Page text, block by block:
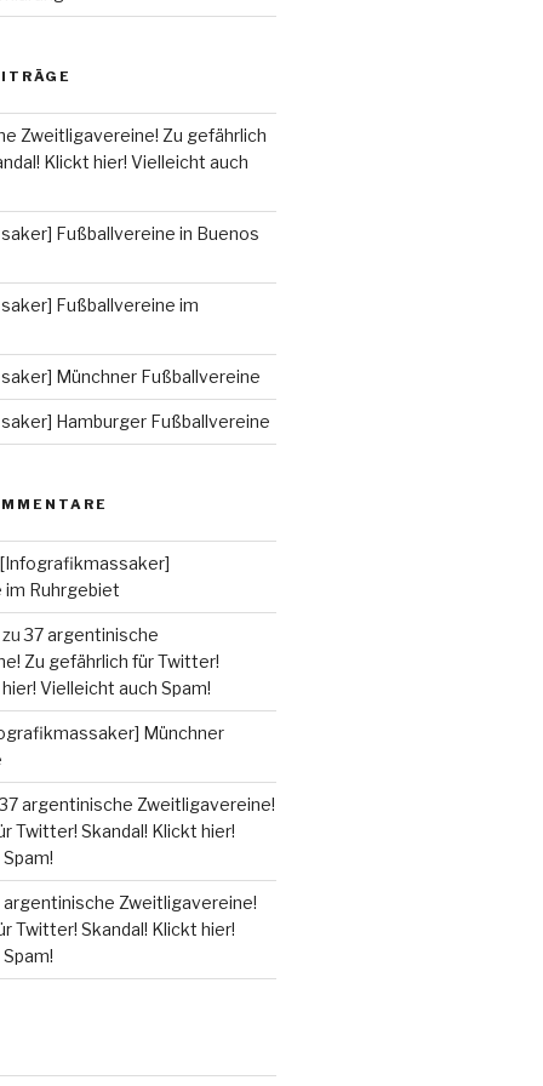
Zweitligavereine! Zu gefährlich
Klickt hier! Vielleicht auch
Fußballvereine in Buenos
Fußballvereine im
Münchner Fußballvereine
Hamburger Fußballvereine
[Infografikmassaker]
im Ruhrgebiet
37 argentinische
Zu gefährlich für Twitter!
Vielleicht auch Spam!
Münchner
argentinische Zweitligavereine!
Twitter! Skandal! Klickt hier!
argentinische Zweitligavereine!
Twitter! Skandal! Klickt hier!